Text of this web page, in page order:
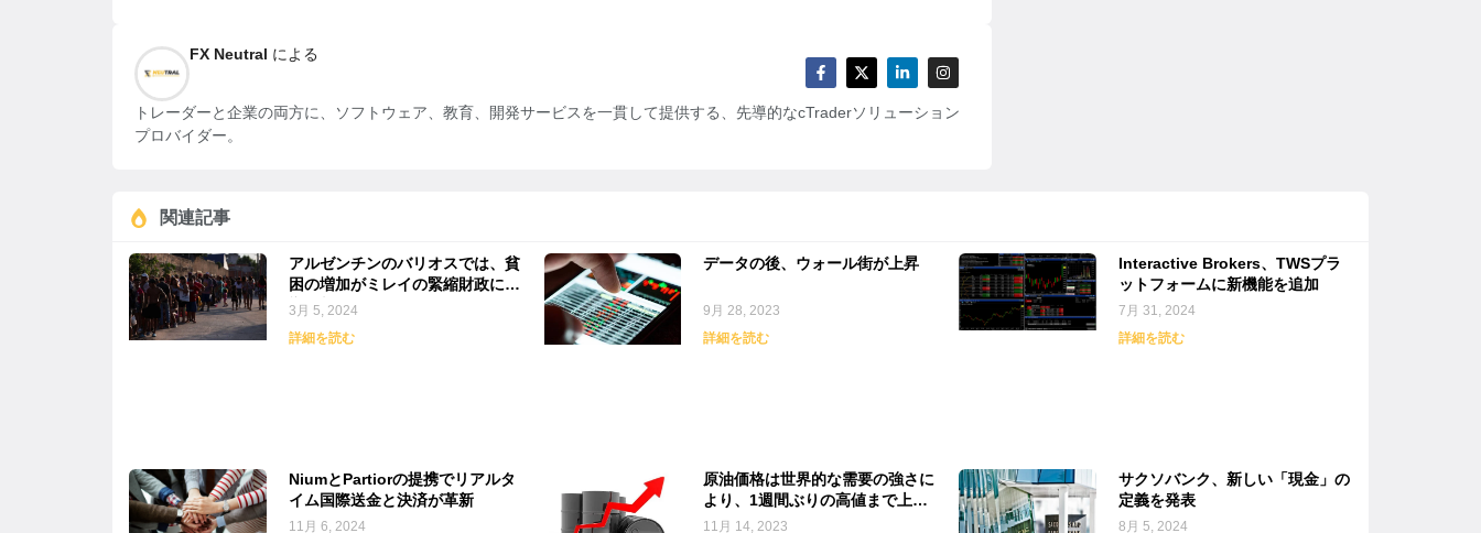
FX Neutral による
トレーダーと企業の両方に、ソフトウェア、教育、開発サービスを一貫して提供する、先導的なcTraderソリューション
プロバイダー。
関連記事
アルゼンチンのバリオスでは、貧
困の増加がミレイの緊縮財政に影
響を与えている
3月 5, 2024
詳細を読む
データの後、ウォール街が上昇
9月 28, 2023
詳細を読む
Interactive Brokers、TWSプラ
ットフォームに新機能を追加
7月 31, 2024
詳細を読む
NiumとPartiorの提携でリアルタ
イム国際送金と決済が革新
11月 6, 2024
原油価格は世界的な需要の強さに
より、1週間ぶりの高値まで上昇
を続けています。
11月 14, 2023
サクソバンク、新しい「現金」の
定義を発表
8月 5, 2024